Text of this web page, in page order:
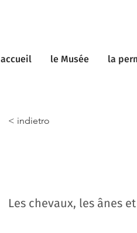
accueil le Musée la
< indietro
Les chevaux, les ânes